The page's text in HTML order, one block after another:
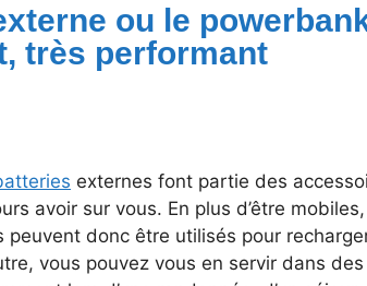
ou le
très performant
externes font partie des
avoir sur vous. En plus d’être
peuvent donc être utilisés pour
vous pouvez vous en servir dans